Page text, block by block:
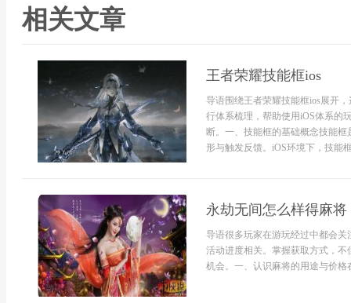
相关文章
王者荣耀技能框ios
导语围绕王者荣耀技能框ios展开
行体系梳理，帮助使用iOS体系的
断。一、技能框的基础概念技能
形与触发反馈。iOS环境下，技能
永劫无间怎么样得麻将
导语很多玩家在游玩经过中都会
活动进度相关。掌握获取方式，
机会。一、认识麻将的用途与价格